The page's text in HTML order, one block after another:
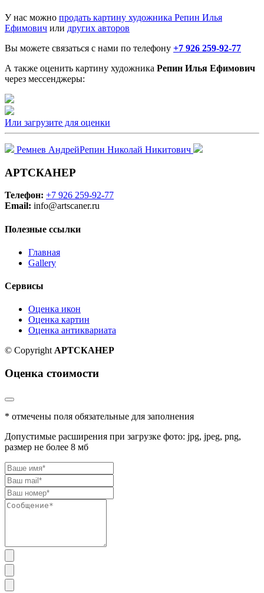
У нас можно продать картину художника Репин Илья
Ефимович или других авторов
Вы можете связаться с нами по телефону +7 926 259-92-77
А также оценить картину художника Репин Илья Ефимович
через мессенджеры:
Или загрузите для оценки
Ремнев АндрейРепин Николай Никитович
АРТСКАНЕР
Телефон: +7 926 259-92-77
Email: info@artscaner.ru
Полезные ссылки
Главная
Gallery
Сервисы
Оценка икон
Оценка картин
Оценка антиквариата
© CopyrightАРТСКАНЕР
Оценка стоимости
* отмечены поля обязательные для заполнения
Допустимые расширения при загрузке фото: jpg, jpeg, png,
размер не более 8 мб